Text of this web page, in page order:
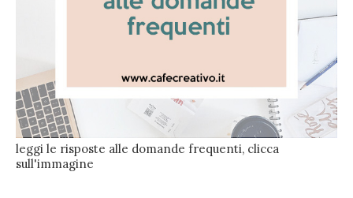
leggi le risposte alle domande frequenti, clicca
sull'immagine